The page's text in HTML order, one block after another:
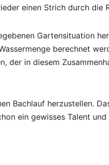
einen Strich durch die
Gartensituation
berechnet
der in diesem
Bachlauf herzustellen.
ein gewisses Talent und